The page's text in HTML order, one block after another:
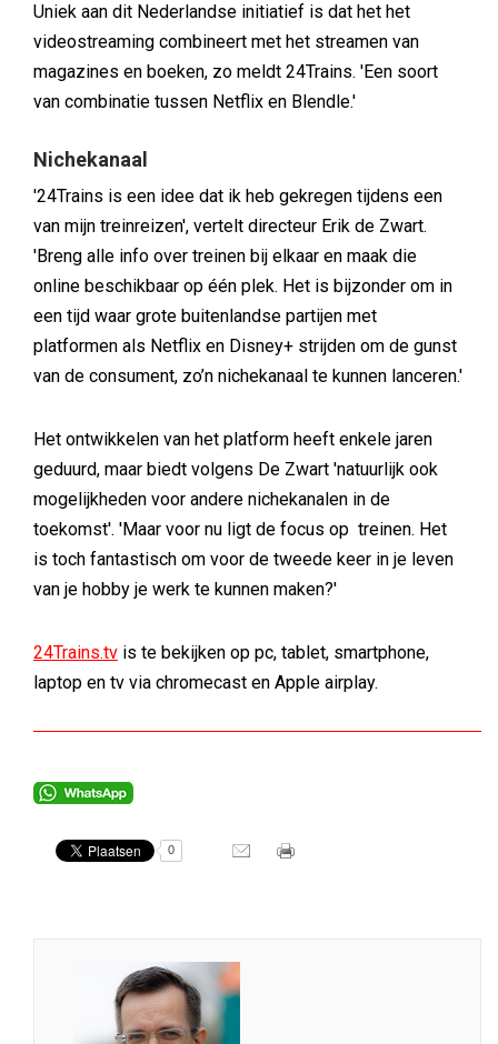
Uniek aan dit Nederlandse initiatief is dat het het
videostreaming combineert met het streamen van
magazines en boeken, zo meldt 24Trains. 'Een soort
van combinatie tussen Netflix en Blendle.'
Nichekanaal
'24Trains is een idee dat ik heb gekregen tijdens een
van mijn treinreizen', vertelt directeur Erik de Zwart.
'Breng alle info over treinen bij elkaar en maak die
online beschikbaar op één plek. Het is bijzonder om in
een tijd waar grote buitenlandse partijen met
platformen als Netflix en Disney+ strijden om de gunst
van de consument, zo’n nichekanaal te kunnen lanceren.'
Het ontwikkelen van het platform heeft enkele jaren
geduurd, maar biedt volgens De Zwart 'natuurlijk ook
mogelijkheden voor andere nichekanalen in de
toekomst'. 'Maar voor nu ligt de focus op treinen. Het
is toch fantastisch om voor de tweede keer in je leven
van je hobby je werk te kunnen maken?'
24Trains.tv is te bekijken op pc, tablet, smartphone,
laptop en tv via chromecast en Apple airplay.
0